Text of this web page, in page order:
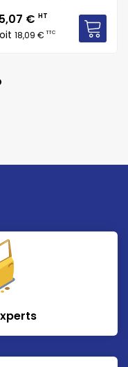
€ HT
18,09 €TTC